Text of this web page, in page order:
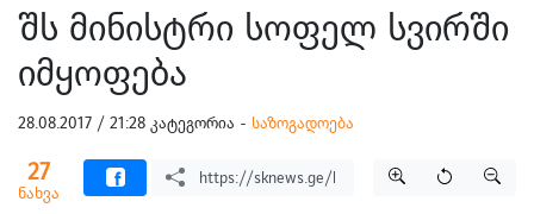
შს მინისტრი სოფელ სვირში
იმყოფება
28.08.2017 / 21:28 კატეგორია - საზოგადოება
27
ნახვა